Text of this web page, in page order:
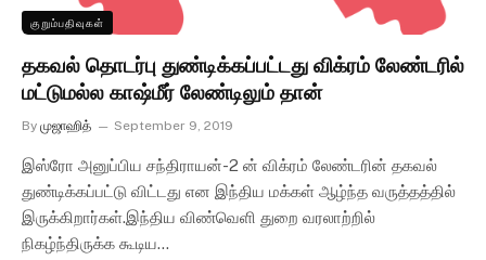
குறும்பதிவுகள்
தகவல் தொடர்பு துண்டிக்கப்பட்டது விக்ரம் லேண்டரில்
மட்டுமல்ல காஷ்மீர் லேண்டிலும் தான்
By முஜாஹித் September 9, 2019
இஸ்ரோ அனுப்பிய சந்திராயன்-2 ன் விக்ரம் லேண்டரின் தகவல்
துண்டிக்கப்பட்டு விட்டது என இந்திய மக்கள் ஆழ்ந்த வருத்தத்தில்
இருக்கிறார்கள்.இந்திய விண்வெளி துறை வரலாற்றில்
நிகழ்ந்திருக்க கூடிய…